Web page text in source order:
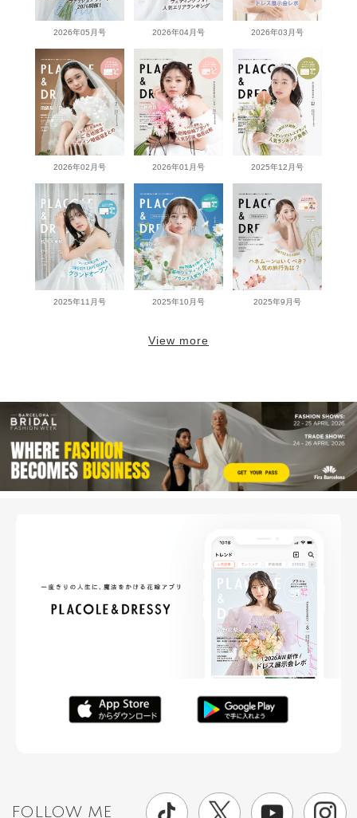
2026年05月号 2026年04月号 2026年03月号
2026年02月号 2026年01月号 2025年12月号
2025年11月号 2025年10月号 2025年9月号
View more
FOLLOW ME